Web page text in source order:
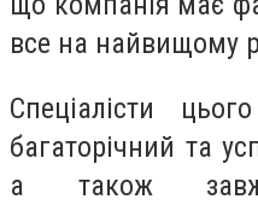
все на найвищому
Спеціалісти
багаторічний та
а також